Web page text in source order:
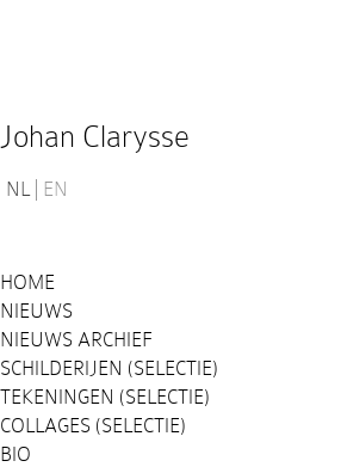
Johan Clarysse
NL EN
HOME
NIEUWS
NIEUWS ARCHIEF
SCHILDERIJEN (SELECTIE)
TEKENINGEN (SELECTIE)
COLLAGES (SELECTIE)
BIO